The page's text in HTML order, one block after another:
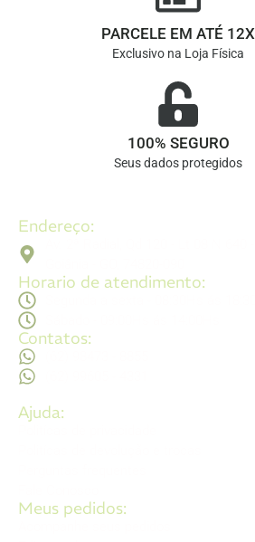
PARCELE EM ATÉ 12X
Exclusivo na Loja Física
100% SEGURO
Seus dados protegidos
Endereço:
Horario de atendimento:
Contatos:
Ajuda:
Meus pedidos: